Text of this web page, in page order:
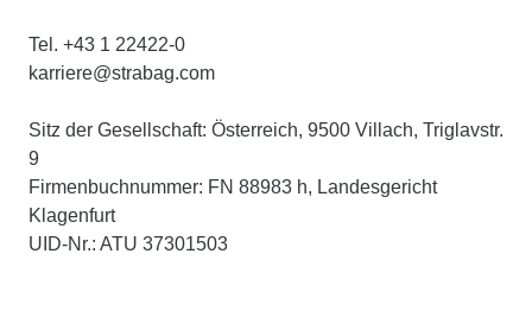
Tel. +43 1 22422-0
karriere@strabag.com
Sitz der Gesellschaft: Österreich, 9500 Villach, Triglavstr.
9
Firmenbuchnummer: FN 88983 h, Landesgericht
Klagenfurt
UID-Nr.: ATU 37301503